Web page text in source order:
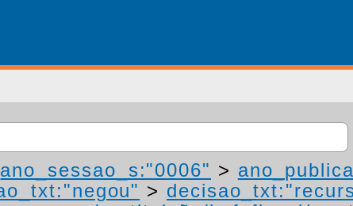
ano_sessao_s:"0006" >
>